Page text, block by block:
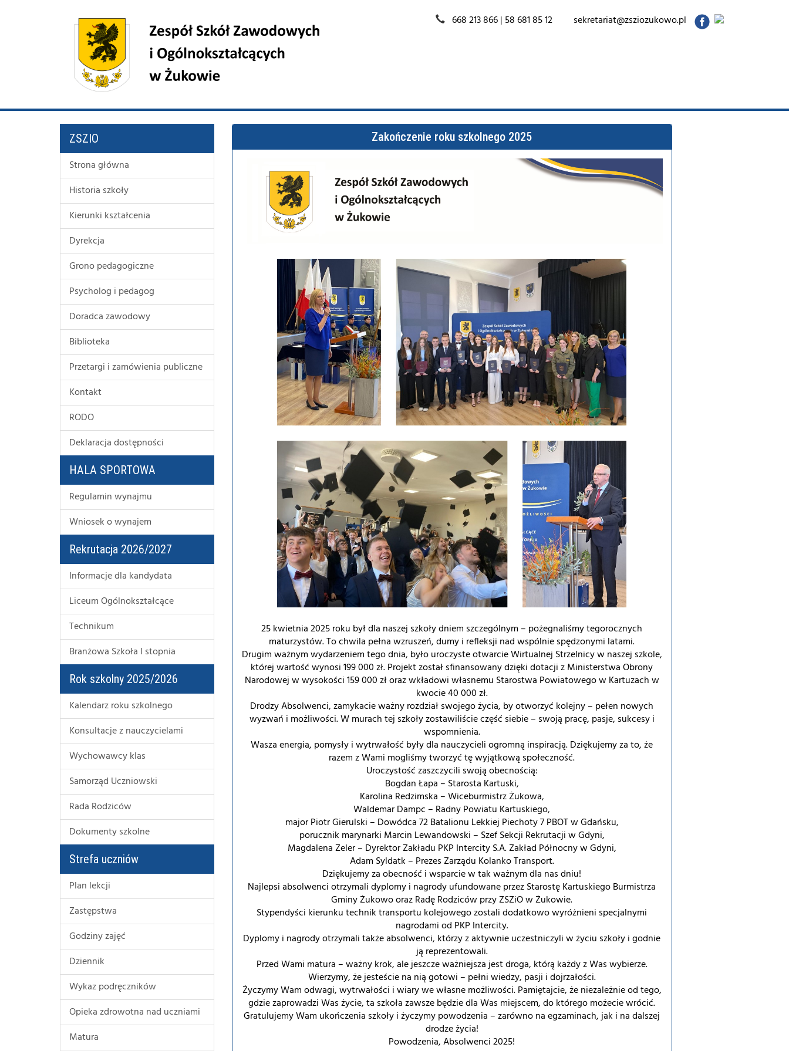
668 213 866| 58 681 85 12 sekretariat@zsziozukowo.pl
ZSZIO
Strona główna
Historia szkoły
Kierunki kształcenia
Dyrekcja
Grono pedagogiczne
Psycholog i pedagog
Doradca zawodowy
Biblioteka
Przetargi i zamówienia publiczne
Kontakt
RODO
Deklaracja dostępności
HALA SPORTOWA
Regulamin wynajmu
Wniosek o wynajem
Rekrutacja 2026/2027
Informacje dla kandydata
Liceum Ogólnokształcące
Technikum
Branżowa Szkoła I stopnia
Rok szkolny 2025/2026
Kalendarz roku szkolnego
Konsultacje z nauczycielami
Wychowawcy klas
Samorząd Uczniowski
Rada Rodziców
Dokumenty szkolne
Strefa uczniów
Plan lekcji
Zastępstwa
Godziny zajęć
Dziennik
Wykaz podręczników
Opieka zdrowotna nad uczniami
Matura
Zakończenie roku szkolnego 2025
25 kwietnia 2025 roku był dla naszej szkoły dniem szczególnym – pożegnaliśmy tegorocznych
maturzystów. To chwila pełna wzruszeń, dumy i refleksji nad wspólnie spędzonymi latami.
Drugim ważnym wydarzeniem tego dnia, było uroczyste otwarcie Wirtualnej Strzelnicy w naszej szkole,
której wartość wynosi 199 000 zł. Projekt został sfinansowany dzięki dotacji z Ministerstwa Obrony
Narodowej w wysokości 159 000 zł oraz wkładowi własnemu Starostwa Powiatowego w Kartuzach w
kwocie 40 000 zł.
Drodzy Absolwenci, zamykacie ważny rozdział swojego życia, by otworzyć kolejny – pełen nowych
wyzwań i możliwości. W murach tej szkoły zostawiliście część siebie – swoją pracę, pasje, sukcesy i
wspomnienia.
Wasza energia, pomysły i wytrwałość były dla nauczycieli ogromną inspiracją. Dziękujemy za to, że
razem z Wami mogliśmy tworzyć tę wyjątkową społeczność.
Uroczystość zaszczycili swoją obecnością:
Bogdan Łapa – Starosta Kartuski,
Karolina Redzimska – Wiceburmistrz Żukowa,
Waldemar Dampc – Radny Powiatu Kartuskiego,
major Piotr Gierulski – Dowódca 72 Batalionu Lekkiej Piechoty 7 PBOT w Gdańsku,
porucznik marynarki Marcin Lewandowski – Szef Sekcji Rekrutacji w Gdyni,
Magdalena Zeler – Dyrektor Zakładu PKP Intercity S.A. Zakład Północny w Gdyni,
Adam Syldatk – Prezes Zarządu Kolanko Transport.
Dziękujemy za obecność i wsparcie w tak ważnym dla nas dniu!
Najlepsi absolwenci otrzymali dyplomy i nagrody ufundowane przez Starostę Kartuskiego Burmistrza
Gminy Żukowo oraz Radę Rodziców przy ZSZiO w Żukowie.
Stypendyści kierunku technik transportu kolejowego zostali dodatkowo wyróżnieni specjalnymi
nagrodami od PKP Intercity.
Dyplomy i nagrody otrzymali także absolwenci, którzy z aktywnie uczestniczyli w życiu szkoły i godnie
ją reprezentowali.
Przed Wami matura – ważny krok, ale jeszcze ważniejsza jest droga, którą każdy z Was wybierze.
Wierzymy, że jesteście na nią gotowi – pełni wiedzy, pasji i dojrzałości.
Życzymy Wam odwagi, wytrwałości i wiary we własne możliwości. Pamiętajcie, że niezależnie od tego,
gdzie zaprowadzi Was życie, ta szkoła zawsze będzie dla Was miejscem, do którego możecie wrócić.
Gratulujemy Wam ukończenia szkoły i życzymy powodzenia – zarówno na egzaminach, jak i na dalszej
drodze życia!
Powodzenia, Absolwenci 2025!